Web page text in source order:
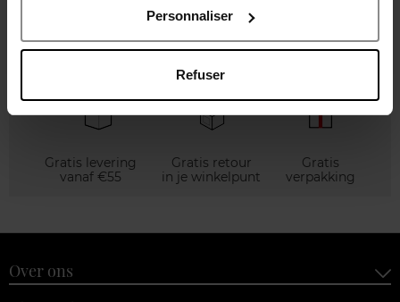
Personnaliser
Refuser
Gratis levering
vanaf €55
Gratis retour
in je winkelpunt
Gratis
verpakking
Over ons